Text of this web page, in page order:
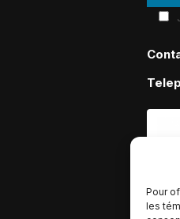
Pour
les